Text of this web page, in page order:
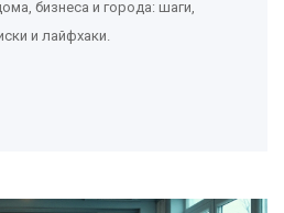
бизнеса и города: шаги,
и лайфхаки.